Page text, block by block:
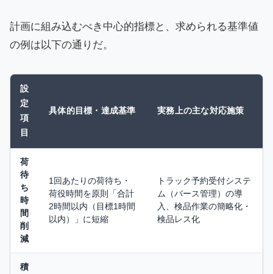
計画に組み込むべき中心的指標と、求められる基準値
の例は以下の通りだ。
設
定
項
目
具体的目標・達成基準 実務上の主な対応施策
荷
待
ち
時
間
削
減
1回あたりの荷待ち・
荷役時間を原則「合計
2時間以内（目標1時間
以内）」に短縮
トラック予約受付システ
ム（バース管理）の導
入、検品作業の簡略化・
検品レス化
積